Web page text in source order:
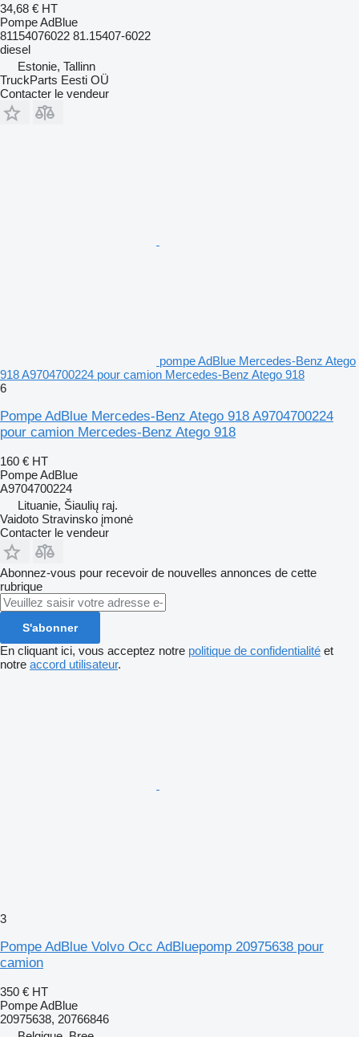
34,68 € HT
Pompe AdBlue
81154076022 81.15407-6022
diesel
Estonie, Tallinn
TruckParts Eesti OÜ
Contacter le vendeur
pompe AdBlue Mercedes-Benz Atego
918 A9704700224 pour camion Mercedes-Benz Atego 918
6
Pompe AdBlue Mercedes-Benz Atego 918 A9704700224
pour camion Mercedes-Benz Atego 918
160 € HT
Pompe AdBlue
A9704700224
Lituanie, Šiaulių raj.
Vaidoto Stravinsko įmonė
Contacter le vendeur
Abonnez-vous pour recevoir de nouvelles annonces de cette
rubrique
S'abonner
En cliquant ici, vous acceptez notre politique de confidentialité et
notre accord utilisateur.
3
Pompe AdBlue Volvo Occ AdBluepomp 20975638 pour
camion
350 € HT
Pompe AdBlue
20975638, 20766846